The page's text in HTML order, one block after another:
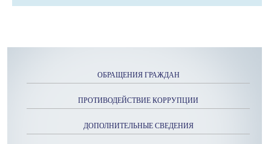
ОБРАЩЕНИЯ ГРАЖДАН
ПРОТИВОДЕЙСТВИЕ КОРРУПЦИИ
ДОПОЛНИТЕЛЬНЫЕ СВЕДЕНИЯ